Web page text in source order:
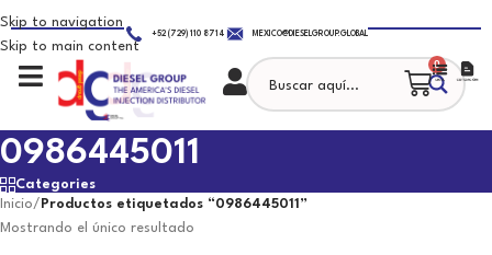
Skip to navigation
Skip to main content
+52 (729) 110 8714 MEXICO@DIESELGROUP.GLOBAL
0
0986445011
Categories
Inicio/ Productos etiquetados “0986445011”
Mostrando el único resultado